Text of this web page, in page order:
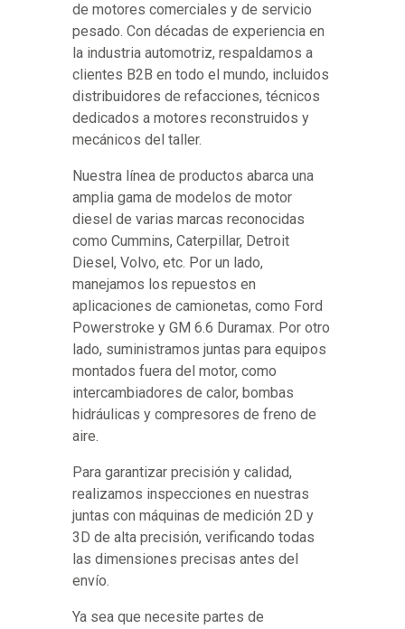
de motores comerciales y de servicio
pesado. Con décadas de experiencia en
la industria automotriz, respaldamos a
clientes B2B en todo el mundo, incluidos
distribuidores de refacciones, técnicos
dedicados a motores reconstruidos y
mecánicos del taller.
Nuestra línea de productos abarca una
amplia gama de modelos de motor
diesel de varias marcas reconocidas
como Cummins, Caterpillar, Detroit
Diesel, Volvo, etc. Por un lado,
manejamos los repuestos en
aplicaciones de camionetas, como Ford
Powerstroke y GM 6.6 Duramax. Por otro
lado, suministramos juntas para equipos
montados fuera del motor, como
intercambiadores de calor, bombas
hidráulicas y compresores de freno de
aire.
Para garantizar precisión y calidad,
realizamos inspecciones en nuestras
juntas con máquinas de medición 2D y
3D de alta precisión, verificando todas
las dimensiones precisas antes del
envío.
Ya sea que necesite partes de